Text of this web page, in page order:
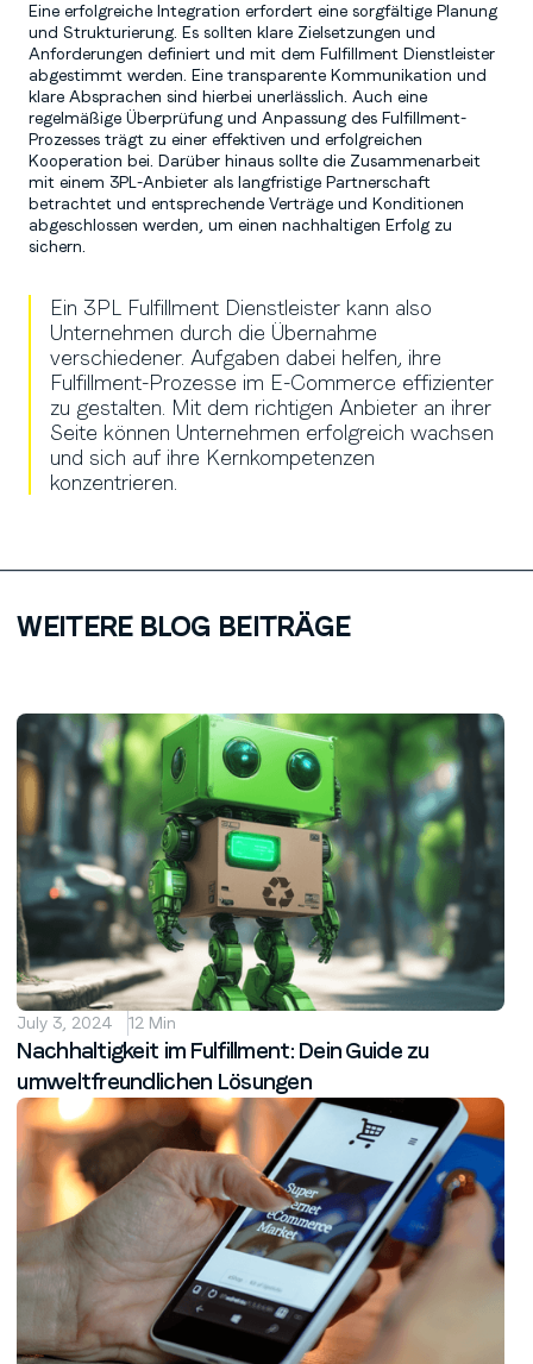
Eine erfolgreiche Integration erfordert eine sorgfältige Planung
und Strukturierung. Es sollten klare Zielsetzungen und
Anforderungen definiert und mit dem Fulfillment Dienstleister
abgestimmt werden. Eine transparente Kommunikation und
klare Absprachen sind hierbei unerlässlich. Auch eine
regelmäßige Überprüfung und Anpassung des Fulfillment-
Prozesses trägt zu einer effektiven und erfolgreichen
Kooperation bei. Darüber hinaus sollte die Zusammenarbeit
mit einem 3PL-Anbieter als langfristige Partnerschaft
betrachtet und entsprechende Verträge und Konditionen
abgeschlossen werden, um einen nachhaltigen Erfolg zu
sichern.
Ein 3PL Fulfillment Dienstleister kann also
Unternehmen durch die Übernahme
verschiedener. Aufgaben dabei helfen, ihre
Fulfillment-Prozesse im E-Commerce effizienter
zu gestalten. Mit dem richtigen Anbieter an ihrer
Seite können Unternehmen erfolgreich wachsen
und sich auf ihre Kernkompetenzen
konzentrieren.
WEITERE BLOG BEITRÄGE
July 3, 2024 12 Min
Nachhaltigkeit im Fulfillment: Dein Guide zu
umweltfreundlichen Lösungen